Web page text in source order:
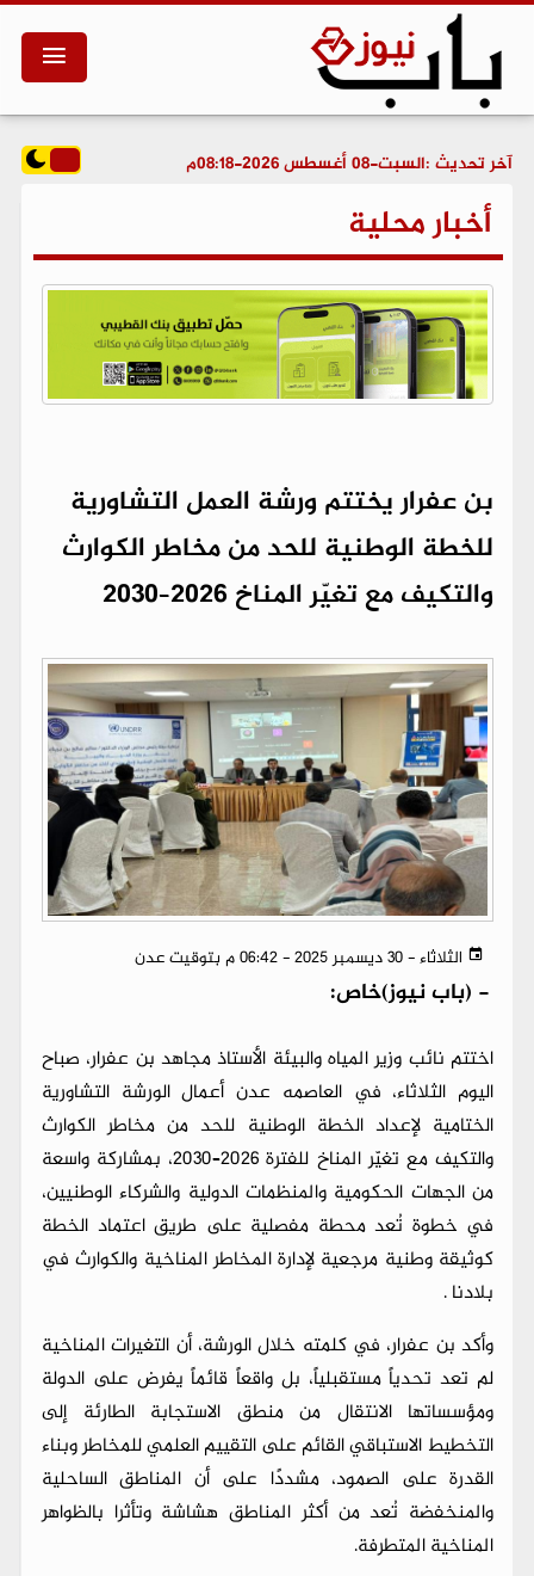
آخر تحديث :السبت-08 أغسطس 2026-08:18م
أخبار محلية
بن عفرار يختتم ورشة العمل التشاورية
للخطة الوطنية للحد من مخاطر الكوارث
والتكيف مع تغيّر المناخ 2026–2030
الثلاثاء - 30 ديسمبر 2025 - 06:42 م بتوقيت عدن
- (باب نيوز)خاص:
اختتم نائب وزير المياه والبيئة الأستاذ مجاهد بن عفرار، صباح
اليوم الثلاثاء، في العاصمه عدن أعمال الورشة التشاورية
الختامية لإعداد الخطة الوطنية للحد من مخاطر الكوارث
والتكيف مع تغيّر المناخ للفترة 2026–2030، بمشاركة واسعة
من الجهات الحكومية والمنظمات الدولية والشركاء الوطنيين،
في خطوة تُعد محطة مفصلية على طريق اعتماد الخطة
كوثيقة وطنية مرجعية لإدارة المخاطر المناخية والكوارث في
بلادنا .
وأكد بن عفرار، في كلمته خلال الورشة، أن التغيرات المناخية
لم تعد تحدياً مستقبلياً، بل واقعاً قائماً يفرض على الدولة
ومؤسساتها الانتقال من منطق الاستجابة الطارئة إلى
التخطيط الاستباقي القائم على التقييم العلمي للمخاطر وبناء
القدرة على الصمود، مشددًا على أن المناطق الساحلية
والمنخفضة تُعد من أكثر المناطق هشاشة وتأثرا بالظواهر
المناخية المتطرفة.